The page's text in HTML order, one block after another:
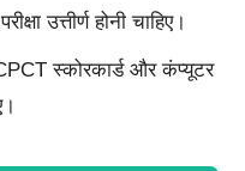
उत्तीर्ण होनी चाहिए।
स्कोरकार्ड और कंप्यूटर